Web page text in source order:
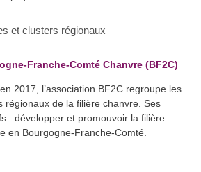
et clusters régionaux
Franche-Comté Chanvre (BF2C)
2017, l’association BF2C regroupe les
régionaux de la filière chanvre. Ses
: développer et promouvoir la filière
en Bourgogne-Franche-Comté.